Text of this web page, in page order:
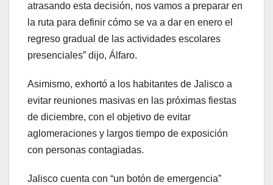
atrasando esta decisión, nos vamos a preparar en
la ruta para definir cómo se va a dar en enero el
regreso gradual de las actividades escolares
presenciales” dijo, Álfaro.
Asimismo, exhortó a los habitantes de Jalisco a
evitar reuniones masivas en las próximas fiestas
de diciembre, con el objetivo de evitar
aglomeraciones y largos tiempo de exposición
con personas contagiadas.
Jalisco cuenta con “un botón de emergencia”